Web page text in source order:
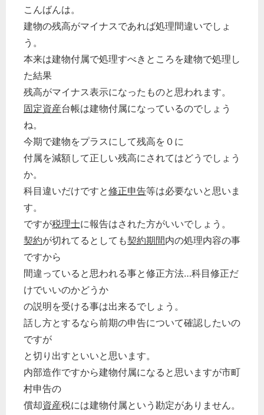
こんばんは。
建物の残高がマイナスであれば処理間違いでしょ
う。
本来は建物付属で処理すべきところを建物で処理し
た結果
残高がマイナス表示になったものと思われます。
固定資産台帳は建物付属になっているのでしょう
ね。
今期で建物をプラスにして残高を０に
付属を減額して正しい残高にされてはどうでしょう
か。
科目違いだけですと修正申告等は必要ないと思いま
す。
ですが税理士に報告はされた方がいいでしょう。
契約が切れてるとしても契約期間内の処理内容の事
ですから
間違っていると思われる事と修正方法…科目修正だ
けでいいのかどうか
の説明を受ける事は出来るでしょう。
話し方とするなら前期の申告について確認したいの
ですが
と切り出すといいと思います。
内部造作ですから建物付属になると思いますが市町
村申告の
償却資産税には建物付属という勘定がありません。
総務の給湯室
秘書のノウハウ